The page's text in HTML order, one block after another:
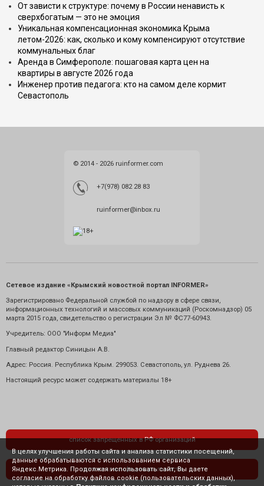
От зависти к структуре: почему в России ненависть к
сверхбогатым — это не эмоция
Уникальная компенсационная экономика Крыма
летом-2026: как, сколько и кому компенсируют отсутствие
коммунальных благ
Аренда в Симферополе: пошаговая карта цен на
квартиры в августе 2026 года
Инженер против педагога: кто на самом деле кормит
Севастополь
© 2014 - 2026 ruinformer.com
+7(978) 082 28 83
ruinformer@inbox.ru
Сетевое издание «Крымский новостной портал INFORMER»
Зарегистрировано Федеральной службой по надзору в сфере связи,
информационных технологий и массовых коммуникаций (Роскомнадзор) 05
марта 2015 года, свидетельство о регистрации Эл № ФС77-60943.
Учредитель: ООО "Информ Медиа"
Главный редактор Синицын А.В.
Адрес: Россия. Республика Крым. 299053. Севастополь, ул. Руднева 26.
Настоящий ресурс может содержать материалы 18+
список запрещенных в РФ организаций
политика конфиденциальности
В целях улучшения работы сайта и анализа статистики посещений,
данные обрабатываются с использованием сервиса
Яндекс.Метрика. Продолжая использовать сайт, Вы даете
согласие на обработку файлов cookie (пользовательских данных),